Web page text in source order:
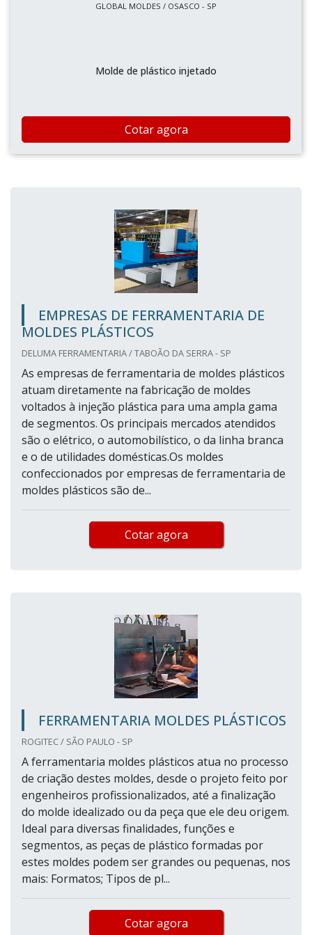
GLOBAL MOLDES / OSASCO - SP
Molde de plástico injetado
Cotar agora
EMPRESAS DE FERRAMENTARIA DE
MOLDES PLÁSTICOS
DELUMA FERRAMENTARIA / TABOÃO DA SERRA - SP
As empresas de ferramentaria de moldes plásticos
atuam diretamente na fabricação de moldes
voltados à injeção plástica para uma ampla gama
de segmentos. Os principais mercados atendidos
são o elétrico, o automobilístico, o da linha branca
e o de utilidades domésticas.Os moldes
confeccionados por empresas de ferramentaria de
moldes plásticos são de...
Cotar agora
FERRAMENTARIA MOLDES PLÁSTICOS
ROGITEC / SÃO PAULO - SP
A ferramentaria moldes plásticos atua no processo
de criação destes moldes, desde o projeto feito por
engenheiros profissionalizados, até a finalização
do molde idealizado ou da peça que ele deu origem.
Ideal para diversas finalidades, funções e
segmentos, as peças de plástico formadas por
estes moldes podem ser grandes ou pequenas, nos
mais: Formatos; Tipos de pl...
Cotar agora